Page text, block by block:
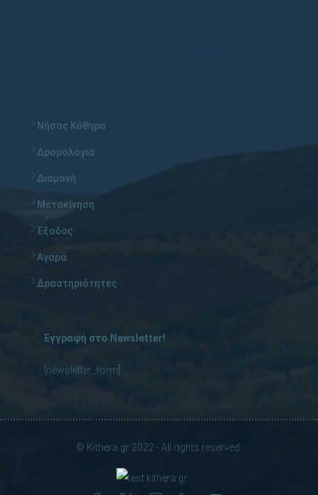
Νήσος Κύθηρα
Δρομολόγια
Διαμονή
Μετακίνηση
Έξοδος
Αγορά
Δραστηριότητες
Εγγραφή στο Newsletter!
[newsletter_form]
© Kithera.gr 2022 - All rights reserved.